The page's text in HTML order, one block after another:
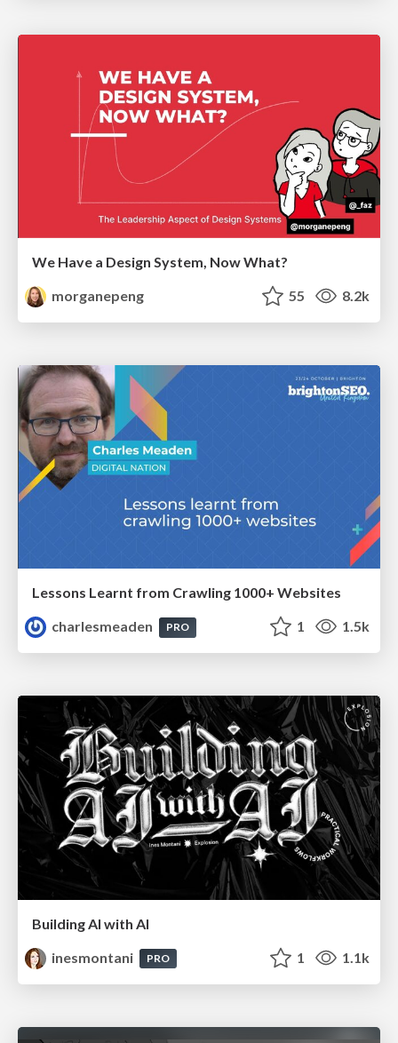
We Have a Design System, Now What?
morganepeng
55 8.2k
Lessons Learnt from Crawling 1000+ Websites
charlesmeaden
PRO 1 1.5k
Building AI with AI
inesmontani
PRO 1 1.1k